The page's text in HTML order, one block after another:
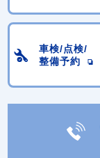
車検/点検/
整備予約